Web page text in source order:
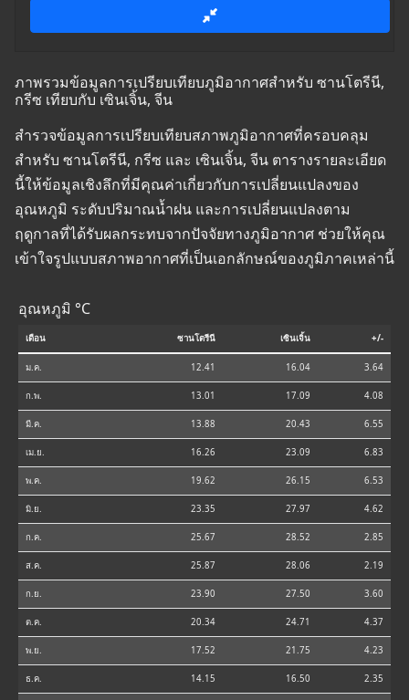
ภาพรวมข้อมูลการเปรียบเทียบภูมิอากาศสำหรับ ซานโตรีนี,
กรีซ เทียบกับ เซินเจิ้น, จีน
สำรวจข้อมูลการเปรียบเทียบสภาพภูมิอากาศที่ครอบคลุม
สำหรับ ซานโตรีนี, กรีซ และ เซินเจิ้น, จีน ตารางรายละเอียด
นี้ให้ข้อมูลเชิงลึกที่มีคุณค่าเกี่ยวกับการเปลี่ยนแปลงของ
อุณหภูมิ ระดับปริมาณน้ำฝน และการเปลี่ยนแปลงตาม
ฤดูกาลที่ได้รับผลกระทบจากปัจจัยทางภูมิอากาศ ช่วยให้คุณ
เข้าใจรูปแบบสภาพอากาศที่เป็นเอกลักษณ์ของภูมิภาคเหล่านี้
อุณหภูมิ °C
เดือน ซานโตรีนี เซินเจิ้น +/-
ม.ค. 12.41 16.04 3.64
ก.พ. 13.01 17.09 4.08
มี.ค. 13.88 20.43 6.55
เม.ย. 16.26 23.09 6.83
พ.ค. 19.62 26.15 6.53
มิ.ย. 23.35 27.97 4.62
ก.ค. 25.67 28.52 2.85
ส.ค. 25.87 28.06 2.19
ก.ย. 23.90 27.50 3.60
ต.ค. 20.34 24.71 4.37
พ.ย. 17.52 21.75 4.23
ธ.ค. 14.15 16.50 2.35